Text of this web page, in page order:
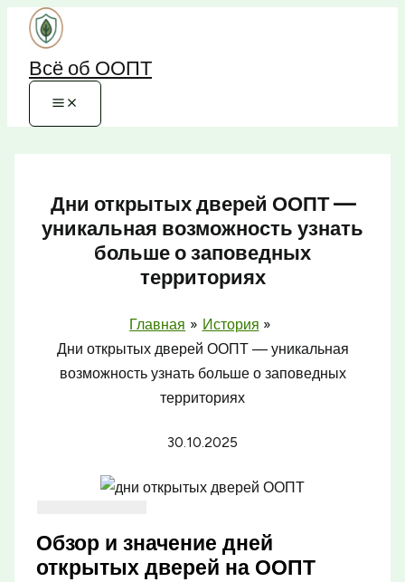
Перейти
содержимому
Всё об ООПТ
Дни открытых дверей ООПТ —
уникальная возможность узнать
больше о заповедных
территориях
Главная
История
Дни открытых дверей ООПТ — уникальная
возможность узнать больше о заповедных
территориях
30.10.2025
Обзор и значение дней
открытых дверей на ООПТ